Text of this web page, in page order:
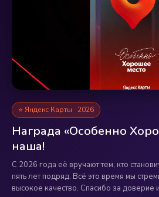
⭐ Яндекс Карты · 2026
Награда «Особенно
наша!
С 2026 года её вручают тем, кто
пять лет подряд. Всё это время мы
высокое качество. Спасибо за доверие